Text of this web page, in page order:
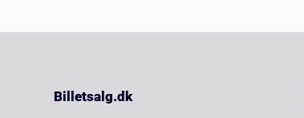
Billetsalg.dk